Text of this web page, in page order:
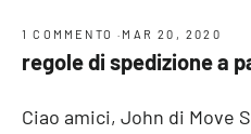
1 COMMENTO· MAR 20, 2020
regole di spedizione a
Ciao amici, John di Move